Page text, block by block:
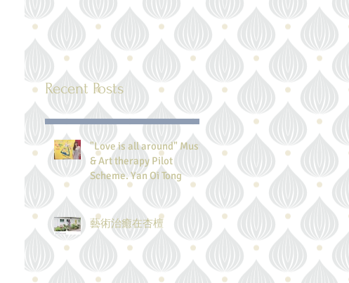
愛的教育
Recent Posts
"Love is all around" Music
& Art therapy Pilot
Scheme. Yan Oi Tong
藝術治癒在杏檀